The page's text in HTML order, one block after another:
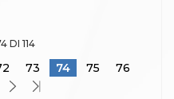
DI 114
73 74 75
76